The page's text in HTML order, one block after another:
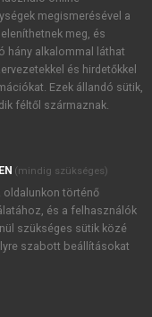
az esetben
és
A
tesztelte, és
összefüggés az
a demokrácia
Restrepo és
meg,
fejlődést a
Acemoglu et al.
adatai
hogy a
megismerésével a
meg, és
hány alkalommal láthat
és hirdetőkkel
Ezek állandó sütik,
féltől származnak.
(mindig szükséges)
oldalunkon történő
és a felhasználók
szükséges sütik közé
szabott beállításokat